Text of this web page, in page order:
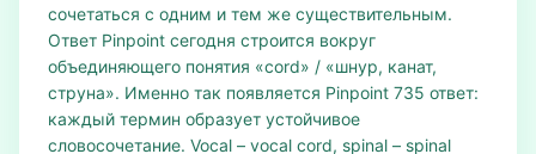
сочетаться с одним и тем же существительным.
Ответ Pinpoint сегодня строится вокруг
объединяющего понятия «cord» / «шнур, канат,
струна». Именно так появляется Pinpoint 735 ответ:
каждый термин образует устойчивое
словосочетание. Vocal – vocal cord, spinal – spinal